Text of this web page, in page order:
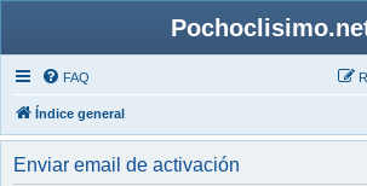
FAQ
Índice general
Enviar email de activación